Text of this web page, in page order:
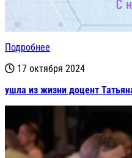
Подробнее
17 октября 2024
ушла из жизни доцент